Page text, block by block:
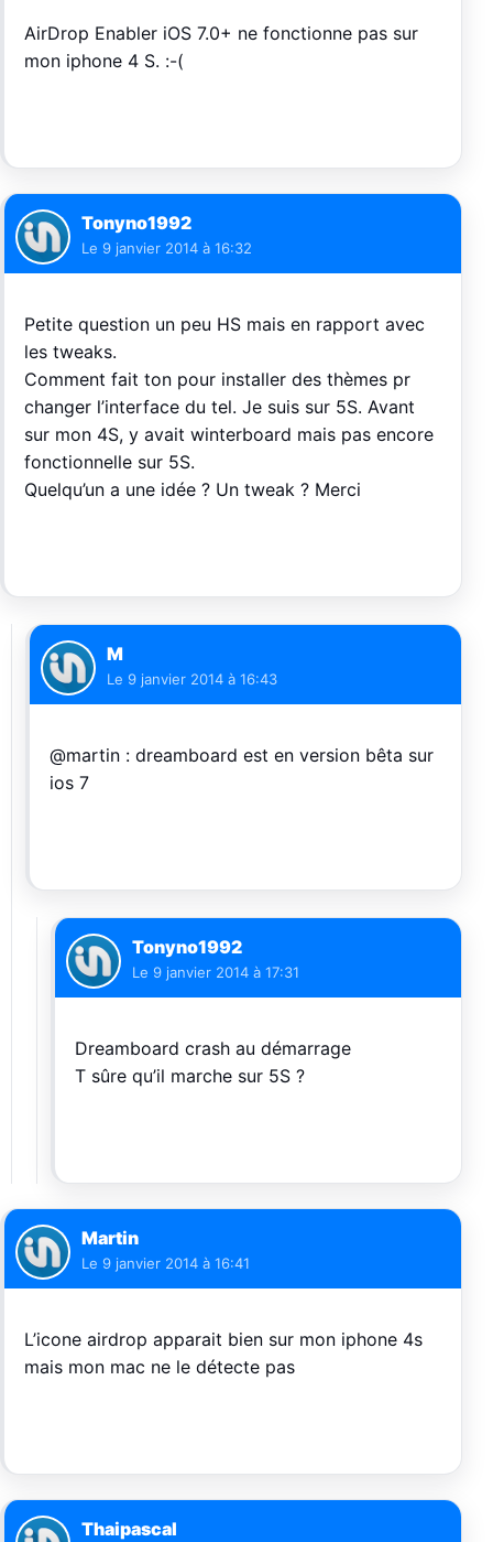
AirDrop Enabler iOS 7.0+ ne fonctionne pas sur
mon iphone 4 S. :-(
Tonyno1992
Le 9 janvier 2014 à 16:32
Petite question un peu HS mais en rapport avec
les tweaks.
Comment fait ton pour installer des thèmes pr
changer l’interface du tel. Je suis sur 5S. Avant
sur mon 4S, y avait winterboard mais pas encore
fonctionnelle sur 5S.
Quelqu’un a une idée ? Un tweak ? Merci
M
Le 9 janvier 2014 à 16:43
@martin : dreamboard est en version bêta sur
ios 7
Tonyno1992
Le 9 janvier 2014 à 17:31
Dreamboard crash au démarrage
T sûre qu’il marche sur 5S ?
Martin
Le 9 janvier 2014 à 16:41
L’icone airdrop apparait bien sur mon iphone 4s
mais mon mac ne le détecte pas
Thaipascal